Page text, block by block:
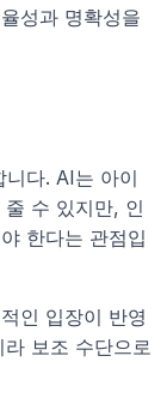
성과 명확성을
다. AI는 아이
수 있지만, 인
한다는 관점입
인 입장이 반영
보조 수단으로